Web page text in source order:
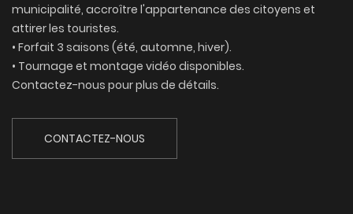
municipalité, accroître l'appartenance des citoyens et
attirer les touristes.
• Forfait 3 saisons (été, automne, hiver).
• Tournage et montage vidéo disponibles.
Contactez-nous pour plus de détails.
CONTACTEZ-NOUS